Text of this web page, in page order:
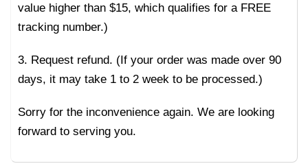
value higher than $15, which qualifies for a FREE
tracking number.)
3. Request refund. (If your order was made over 90
days, it may take 1 to 2 week to be processed.)
Sorry for the inconvenience again. We are looking
forward to serving you.